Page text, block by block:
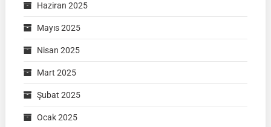
Haziran 2025
Mayıs 2025
Nisan 2025
Mart 2025
Şubat 2025
Ocak 2025